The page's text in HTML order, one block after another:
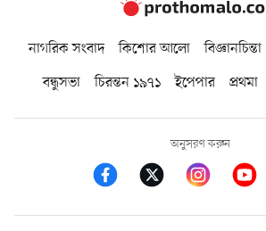
নাগরিক সংবাদ কিশোর আলো বিজ্ঞানচিন্তা
বন্ধুসভা
চিরন্তন ১৯৭১ ইপেপার প্রথমা
অনুসরণ করুন